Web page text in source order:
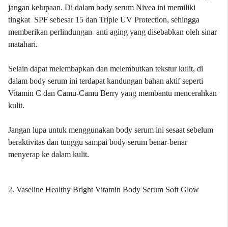
jangan kelupaan. Di dalam body serum Nivea ini memiliki
tingkat SPF sebesar 15 dan Triple UV Protection, sehingga
memberikan perlindungan anti aging yang disebabkan oleh sinar
matahari.
Selain dapat melembapkan dan melembutkan tekstur kulit, di
dalam body serum ini terdapat kandungan bahan aktif seperti
Vitamin C dan Camu-Camu Berry yang membantu mencerahkan
kulit.
Jangan lupa untuk menggunakan body serum ini sesaat sebelum
beraktivitas dan tunggu sampai body serum benar-benar
menyerap ke dalam kulit.
2. Vaseline Healthy Bright Vitamin Body Serum Soft Glow